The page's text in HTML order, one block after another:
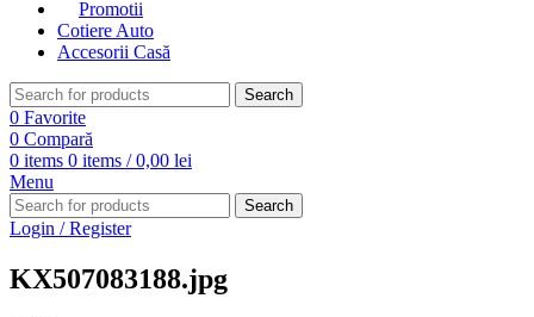
Promotii
Cotiere Auto
Accesorii Casă
Search
0 Favorite
0 Compară
0 items 0 items / 0,00 lei
Menu
Search
Login / Register
KX507083188.jpg